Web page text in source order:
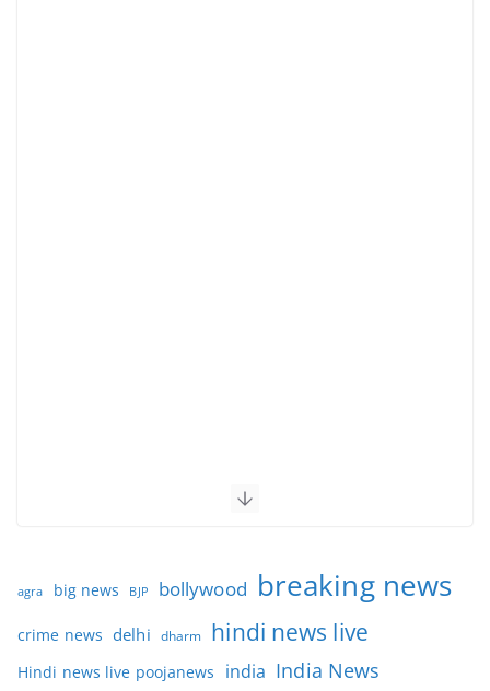
agra big news BJP bollywood breaking news
crime news delhi dharm hindi news live
Hindi news live poojanews india India News